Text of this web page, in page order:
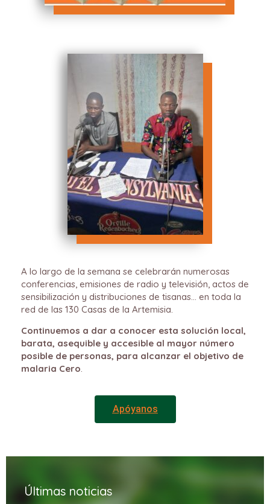
A lo largo de la semana se celebrarán numerosas
conferencias, emisiones de radio y televisión, actos de
sensibilización y distribuciones de tisanas… en toda la
red de las 130 Casas de la Artemisia.
Continuemos a dar a conocer esta solución local,
barata, asequible y accesible al mayor número
posible de personas, para alcanzar el objetivo de
malaria Cero.
Apóyanos
Últimas noticias